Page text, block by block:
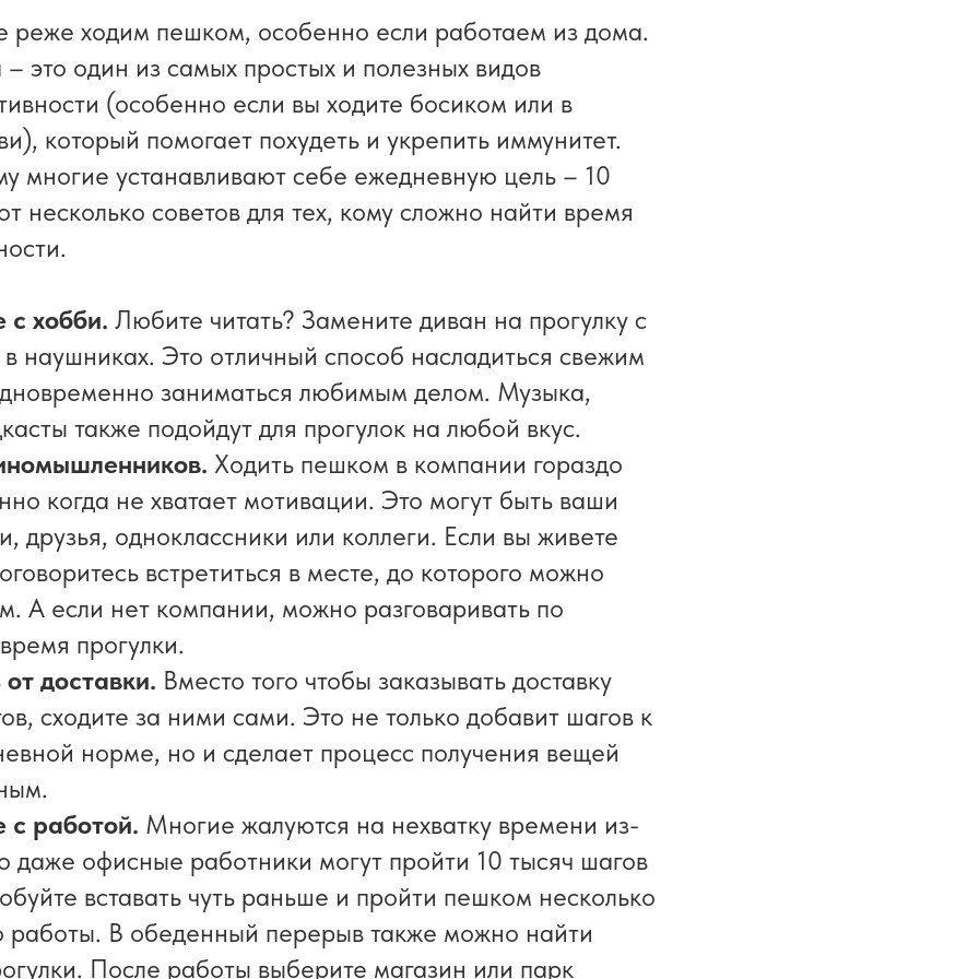
реже ходим пешком, особенно если работаем из дома.
это один из самых простых и полезных видов
(особенно если вы ходите босиком или в
который помогает похудеть и укрепить иммунитет.
многие устанавливают себе ежедневную цель – 10
несколько советов для тех, кому сложно найти время
хобби. Любите читать? Замените диван на прогулку с
наушниках. Это отличный способ насладиться свежим
заниматься любимым делом. Музыка,
также подойдут для прогулок на любой вкус.
Ходить пешком в компании гораздо
когда не хватает мотивации. Это могут быть ваши
друзья, одноклассники или коллеги. Если вы живете
встретиться в месте, до которого можно
А если нет компании, можно разговаривать по
прогулки.
доставки. Вместо того чтобы заказывать доставку
сходите за ними сами. Это не только добавит шагов к
норме, но и сделает процесс получения вещей
работой. Многие жалуются на нехватку времени из-
даже офисные работники могут пройти 10 тысяч шагов
вставать чуть раньше и пройти пешком несколько
работы. В обеденный перерыв также можно найти
После работы выберите магазин или парк